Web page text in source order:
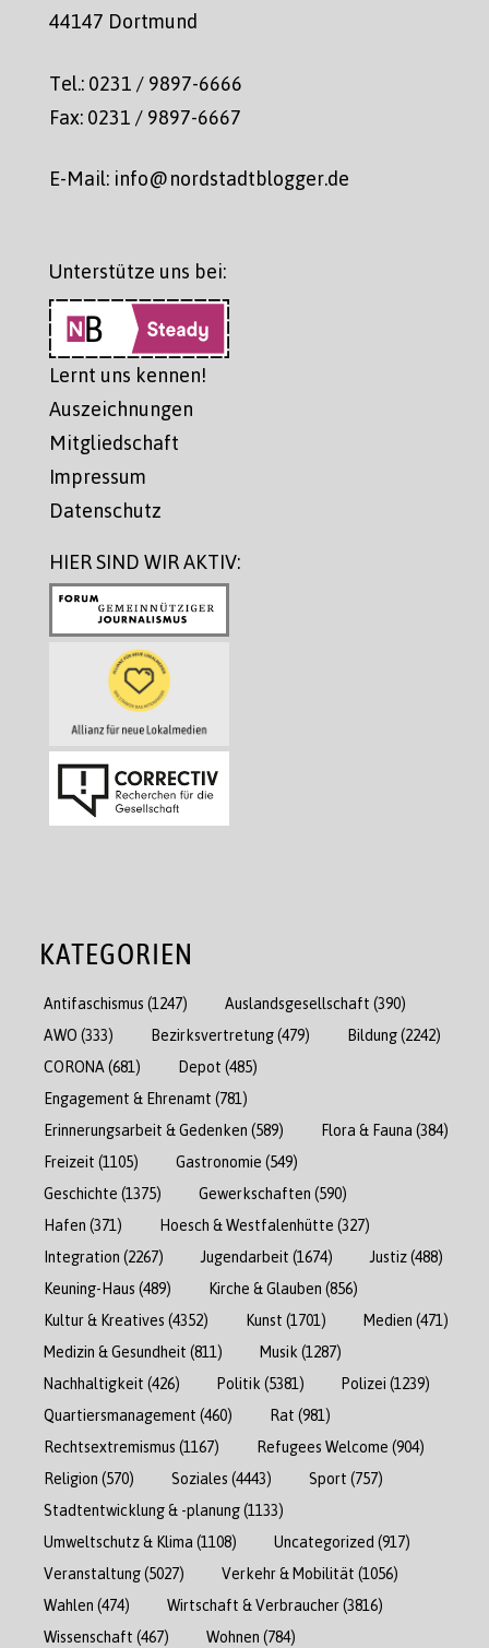
44147 Dortmund
Tel.: 0231 / 9897-6666
Fax: 0231 / 9897-6667
E-Mail: info@nordstadtblogger.de
Unterstütze uns bei:
Lernt uns kennen!
Auszeichnungen
Mitgliedschaft
Impressum
Datenschutz
HIER SIND WIR AKTIV:
KATEGORIEN
Antifaschismus (1247) Auslandsgesellschaft (390)
AWO (333) Bezirksvertretung(479) Bildung(2242)
CORONA (681) Depot (485)
Engagement & Ehrenamt (781)
Erinnerungsarbeit & Gedenken (589) Flora & Fauna (384)
Freizeit (1105) Gastronomie (549)
Geschichte (1375) Gewerkschaften (590)
Hafen (371) Hoesch & Westfalenhütte (327)
Integration (2267) Jugendarbeit (1674) Justiz(488)
Keuning-Haus (489) Kirche & Glauben (856)
Kultur & Kreatives (4352) Kunst (1701) Medien (471)
Medizin & Gesundheit (811) Musik (1287)
Nachhaltigkeit (426) Politik (5381) Polizei (1239)
Quartiersmanagement (460) Rat (981)
Rechtsextremismus (1167) Refugees Welcome (904)
Religion (570) Soziales (4443) Sport (757)
Stadtentwicklung & -planung(1133)
Umweltschutz & Klima (1108) Uncategorized (917)
Veranstaltung(5027) Verkehr & Mobilität (1056)
Wahlen (474) Wirtschaft & Verbraucher(3816)
Wissenschaft (467) Wohnen (784)